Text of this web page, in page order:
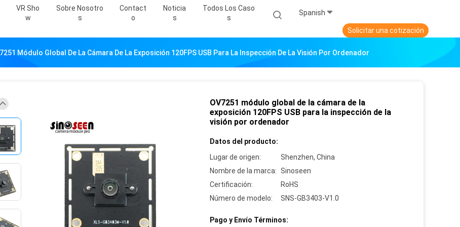
VR Sho
W
Sobre Nosotro
S
Contact
O
Noticia
S
Todos Los Caso
S
Spanish
Solicitar una cotización
Módulo Global De La Cámara De La Exposición 120FPS USB Para La Inspección De La Visión Por Ordenador
OV7251 módulo global de la cámara de la
exposición 120FPS USB para la inspección de la
visión por ordenador
Datos del producto:
Lugar de origen:
Shenzhen, China
Nombre de la marca: Sinoseen
Certificación:
RoHS
Número de modelo:
SNS-GB3403-V1.0
Pago y Envío Términos: